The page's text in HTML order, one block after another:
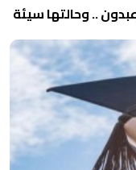
.. وحالتها سيئة